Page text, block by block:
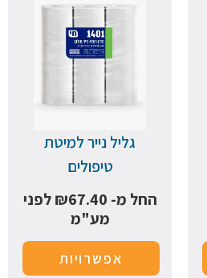
גליל נייר למיטת
טיפולים
החל מ-
₪67.40
לפני
מע"מ
אפשרויות